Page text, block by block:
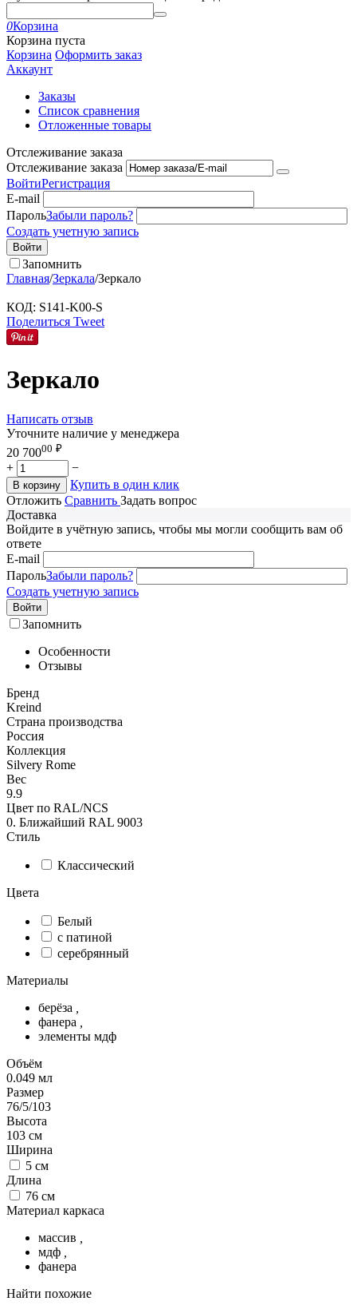
0Корзина
Корзина пуста
Корзина Оформить заказ
Аккаунт
Заказы
Список сравнения
Отложенные товары
Отслеживание заказа
Отслеживание заказа
ВойтиРегистрация
E-mail
ПарольЗабыли пароль?
Создать учетную запись
Войти
Запомнить
Главная/Зеркала/Зеркало
КОД: S141-K00-S
Поделиться Tweet
Зеркало
Написать отзыв
Уточните наличие у менеджера
20 70000 ₽
+ −
В корзину
Купить в один клик
Отложить Сравнить Задать вопрос
Доставка
Войдите в учётную запись, чтобы мы могли сообщить вам об
ответе
E-mail
ПарольЗабыли пароль?
Создать учетную запись
Войти
Запомнить
Особенности
Отзывы
Бренд
Kreind
Страна производства
Россия
Коллекция
Silvery Rome
Вес
9.9
Цвет по RAL/NCS
0. Ближайший RAL 9003
Стиль
Классический
Цвета
Белый
с патиной
серебрянный
Материалы
берёза
фанера
элементы мдф
Объём
0.049 мл
Размер
76/5/103
Высота
103 см
Ширина
5 см
Длина
76 см
Материал каркаса
массив
мдф
фанера
Найти похожие